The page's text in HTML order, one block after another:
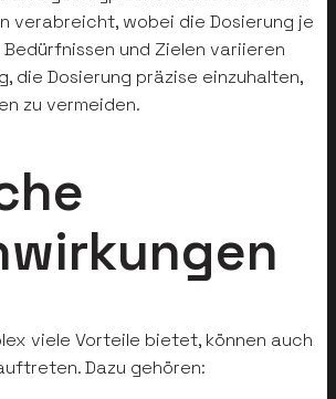
verabreicht, wobei die Dosierung je
und Zielen variieren
die Dosierung präzise einzuhalten,
zu vermeiden.
viele Vorteile bietet, können auch
Dazu gehören: